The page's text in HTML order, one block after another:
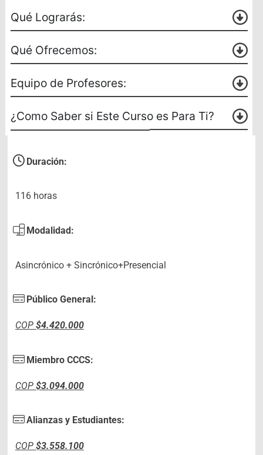
Qué Lograrás:
Qué Ofrecemos:
Equipo de Profesores:
¿Como Saber si Este Curso es Para Ti?
Duración:
116 horas
Modalidad:
Asincrónico + Sincrónico+Presencial
Público General:
COP $4.420.000
Miembro CCCS:
COP $3.094.000
Alianzas y Estudiantes:
COP$3.558.100